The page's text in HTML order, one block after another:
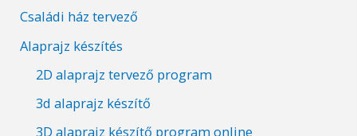
Családi ház tervező
Alaprajz készítés
2D alaprajz tervező program
3d alaprajz készítő
3D alaprajz készítő program online